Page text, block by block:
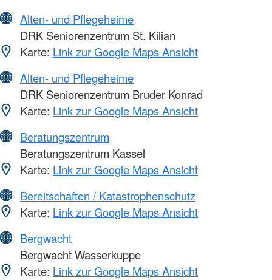
Alten- und Pflegeheime
DRK Seniorenzentrum St. Kilian
Karte: Link zur Google Maps Ansicht
Alten- und Pflegeheime
DRK Seniorenzentrum Bruder Konrad
Karte: Link zur Google Maps Ansicht
Beratungszentrum
Beratungszentrum Kassel
Karte: Link zur Google Maps Ansicht
Bereitschaften / Katastrophenschutz
Karte: Link zur Google Maps Ansicht
Bergwacht
Bergwacht Wasserkuppe
Karte: Link zur Google Maps Ansicht